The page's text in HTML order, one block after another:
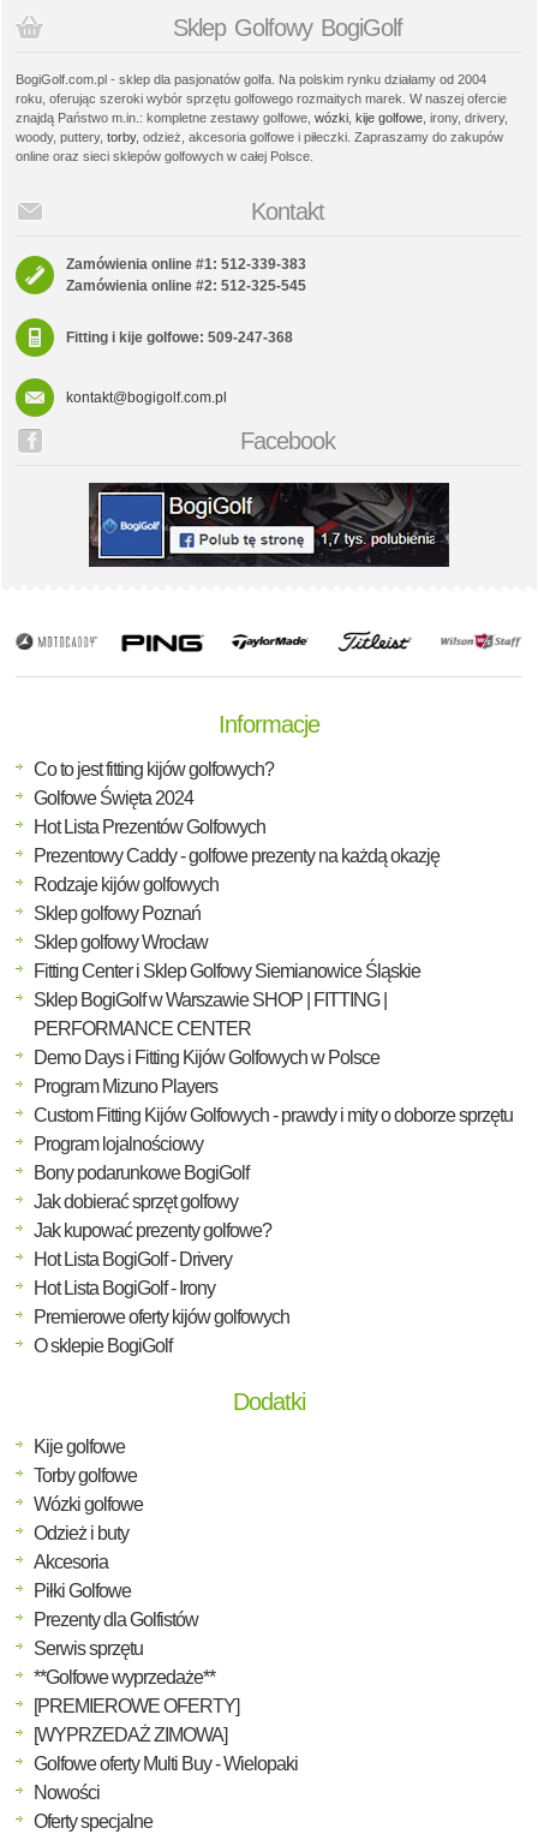
Sklep Golfowy BogiGolf
BogiGolf.com.pl - sklep dla pasjonatów golfa. Na polskim rynku działamy od 2004
roku, oferując szeroki wybór sprzętu golfowego rozmaitych marek. W naszej ofercie
znajdą Państwo m.in.: kompletne zestawy golfowe, wózki kije golfowe , irony, drivery,
woody, puttery, torby, odzież, akcesoria golfowe i piłeczki. Zapraszamy do zakupów
online oraz sieci sklepów golfowych w całej Polsce.
Kontakt
Zamówienia online #1: 512-339-383
Zamówienia online #2: 512-325-545
Fitting i kije golfowe: 509-247-368
kontakt@bogigolf.com.pl
Facebook
Informacje
Co to jest fitting kijów golfowych?
Golfowe Święta 2024
Hot Lista Prezentów Golfowych
Prezentowy Caddy - golfowe prezenty na każdą okazję
Rodzaje kijów golfowych
Sklep golfowy Poznań
Sklep golfowy Wrocław
Fitting Center i Sklep Golfowy Siemianowice Śląskie
Sklep BogiGolf w Warszawie SHOP | FITTING |
PERFORMANCE CENTER
Demo Days i Fitting Kijów Golfowych w Polsce
Program Mizuno Players
Custom Fitting Kijów Golfowych - prawdy i mity o doborze sprzętu
Program lojalnościowy
Bony podarunkowe BogiGolf
Jak dobierać sprzęt golfowy
Jak kupować prezenty golfowe?
Hot Lista BogiGolf - Drivery
Hot Lista BogiGolf - Irony
Premierowe oferty kijów golfowych
O sklepie BogiGolf
Dodatki
Kije golfowe
Torby golfowe
Wózki golfowe
Odzież i buty
Akcesoria
Piłki Golfowe
Prezenty dla Golfistów
Serwis sprzętu
**Golfowe wyprzedaże**
[PREMIEROWE OFERTY]
[WYPRZEDAŻ ZIMOWA]
Golfowe oferty Multi Buy - Wielopaki
Nowości
Oferty specjalne